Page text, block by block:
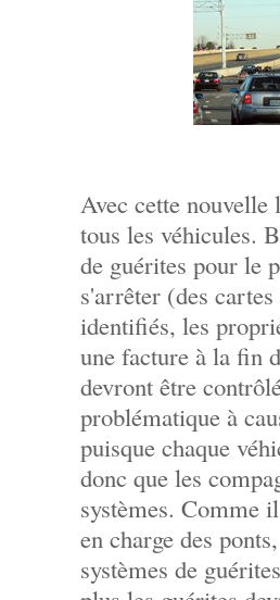
Avec cette
tous les véhicules.
de guérites pour le
s'arrêter (des
identifiés, les
une facture à la fin
devront être
problématique à
puisque chaque
donc que les
systèmes. Comme
en charge des
systèmes de